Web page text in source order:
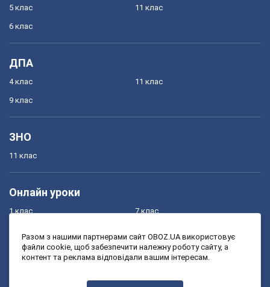
5 клас
6 клас
11 клас
ДПА
4 клас
9 клас
11 клас
ЗНО
11 клас
Онлайн уроки
1 клас
3 клас
7 клас
9 клас
Разом з нашими партнерами сайт OBOZ.UA використовує
файли cookie, щоб забезпечити належну роботу сайту, а
контент та реклама відповідали вашим інтересам.